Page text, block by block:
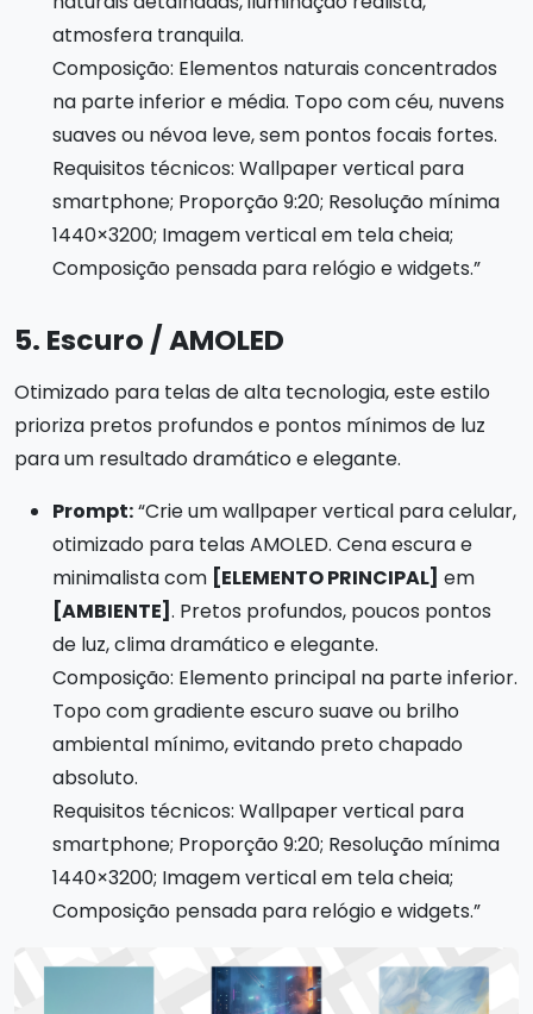
atmosfera tranquila.
Composição: Elementos naturais concentrados
na parte inferior e média. Topo com céu, nuvens
suaves ou névoa leve, sem pontos focais fortes.
Requisitos técnicos: Wallpaper vertical para
smartphone; Proporção 9:20; Resolução mínima
1440×3200; Imagem vertical em tela cheia;
Composição pensada para relógio e widgets.”
5. Escuro / AMOLED
Otimizado para telas de alta tecnologia, este estilo
prioriza pretos profundos e pontos mínimos de luz
para um resultado dramático e elegante.
Prompt:“Crie um wallpaper vertical para celular,
otimizado para telas AMOLED. Cena escura e
minimalista com [ELEMENTO PRINCIPAL] em
[AMBIENTE] . Pretos profundos, poucos pontos
de luz, clima dramático e elegante.
Composição: Elemento principal na parte inferior.
Topo com gradiente escuro suave ou brilho
ambiental mínimo, evitando preto chapado
absoluto.
Requisitos técnicos: Wallpaper vertical para
smartphone; Proporção 9:20; Resolução mínima
1440×3200; Imagem vertical em tela cheia;
Composição pensada para relógio e widgets.”